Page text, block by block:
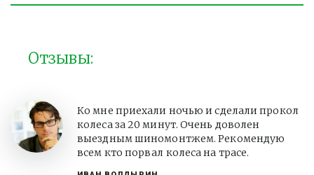
Отзывы:
Ко мне приехали ночью и сделали прокол
колеса за 20 минут. Очень доволен
выездным шиномонтжем. Рекомендую
всем кто порвал колеса на трасе.